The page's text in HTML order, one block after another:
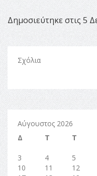
Δημοσιεύτηκε στις 5
Σχόλια
Αύγουστος 2026
Δ
Τ Τ
3
4 5
10
11 12